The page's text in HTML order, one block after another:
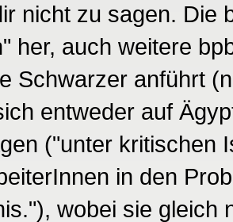
nicht zu sagen. Die
her, auch weitere
Schwarzer anführt
entweder auf
("unter kritischen
in den
wobei sie gleich